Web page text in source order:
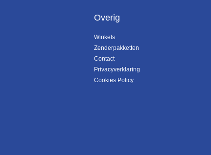
Overig
Winkels
Zenderpakketten
Contact
Privacyverklaring
Cookies Policy